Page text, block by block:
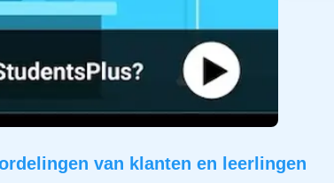
van klanten en leerlingen